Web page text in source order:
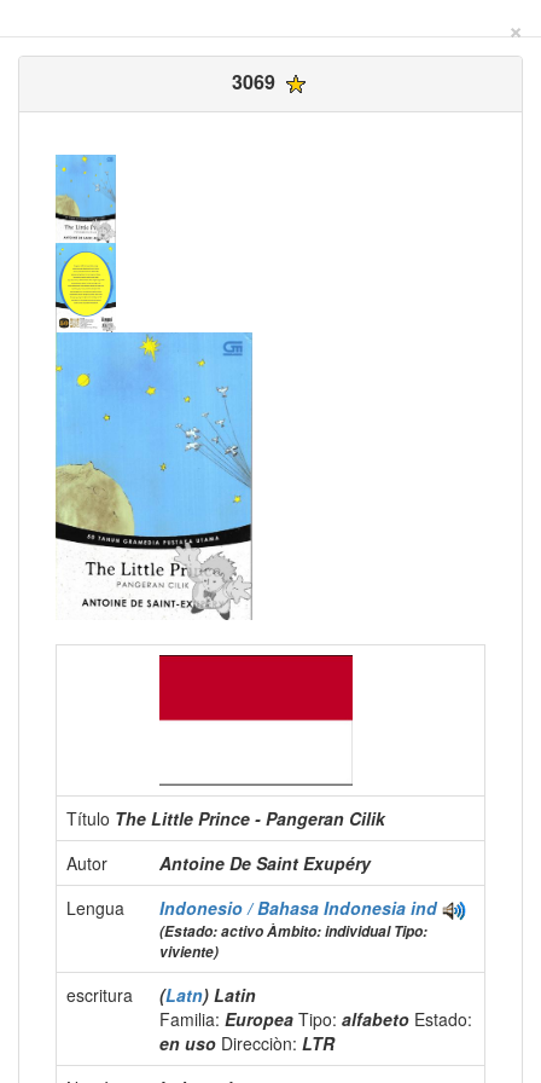
×
3069
Título The Little Prince - Pangeran Cilik
Autor
Antoine De Saint Exupéry
Lengua
Indonesio / Bahasa Indonesia ind
(Estado: activo Àmbito: individual Tipo:
viviente)
escritura (Latn) Latin
Familia: Europea Tipo: alfabeto Estado:
en uso Direcciòn: LTR